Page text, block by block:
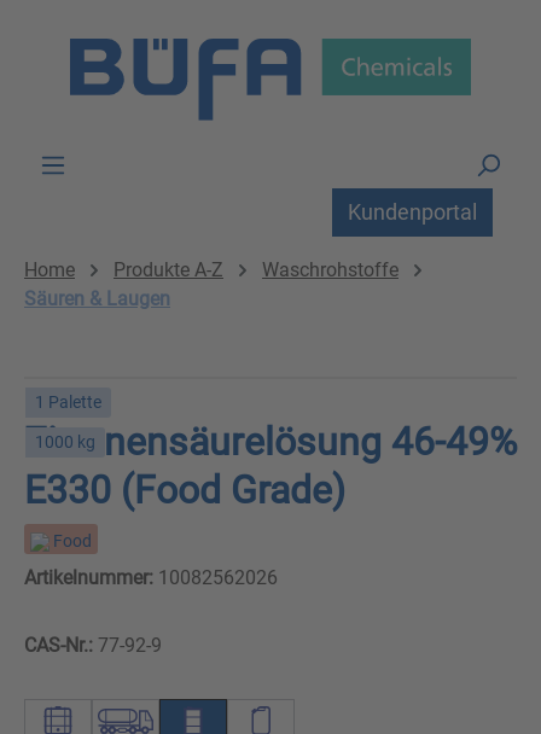
Kundenportal
Home Produkte A-Z
Waschrohstoffe
Säuren & Laugen
1 Palette
1000 kg
Zitronensäurelösung 46-49%
E330 (Food Grade)
Food
Artikelnummer: 10082562026
CAS-Nr.: 77-92-9